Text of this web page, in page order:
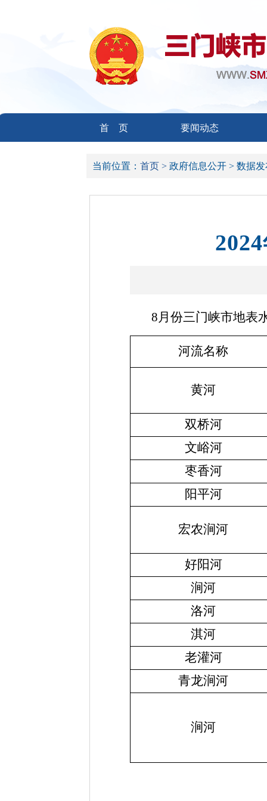
首 页 要闻动态
当前位置： 首页 > 政府信息公开 > 数据
8月份三门峡市地表
河流名称
黄河
双桥河
文峪河
枣香河
阳平河
宏农涧河
好阳河
涧河
洛河
淇河
老灌河
青龙涧河
涧河